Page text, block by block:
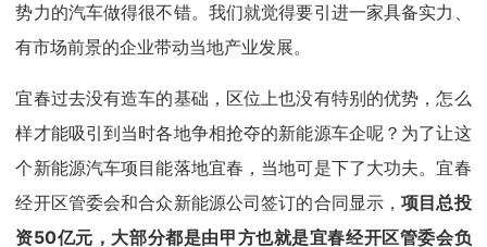
势力的汽车做得很不错。我们就觉得要引进一家具备实力、
有市场前景的企业带动当地产业发展。
宜春过去没有造车的基础，区位上也没有特别的优势，怎么
样才能吸引到当时各地争相抢夺的新能源车企呢？为了让这
个新能源汽车项目能落地宜春，当地可是下了大功夫。宜春
经开区管委会和合众新能源公司签订的合同显示，项目总投
资50亿元，大部分都是由甲方也就是宜春经开区管委会负